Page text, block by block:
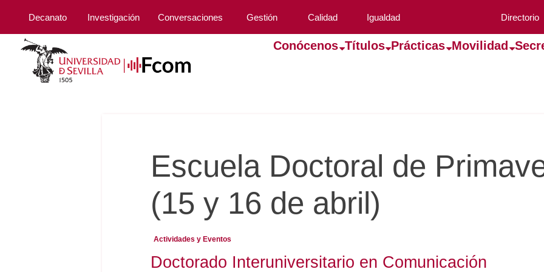
Decanato Investigación Conversaciones Gestión Calidad Igualdad Directorio
Conócenos Títulos Prácticas Movilidad
Escuela Doctoral de
(15 y 16 de abril)
Actividades y Eventos
Doctorado Interuniversitario en Comunicación